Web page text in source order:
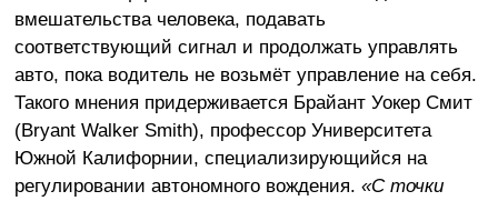
вмешательства человека, подавать
соответствующий сигнал и продолжать управлять
авто, пока водитель не возьмёт управление на себя.
Такого мнения придерживается Брайант Уокер Смит
(Bryant Walker Smith), профессор Университета
Южной Калифорнии, специализирующийся на
регулировании автономного вождения. «С точки